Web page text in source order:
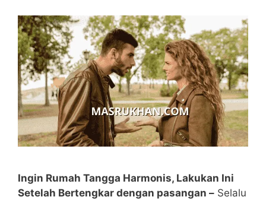
Ingin Rumah Tangga Harmonis, Lakukan Ini
Setelah Bertengkar dengan pasangan – Selalu